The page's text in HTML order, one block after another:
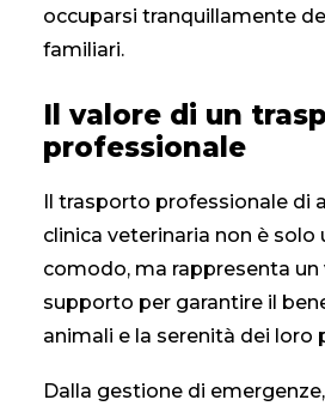
occuparsi tranquillamente
familiari.
Il valore di un
professionale
Il trasporto professionale di
clinica veterinaria non è solo
comodo, ma rappresenta un
supporto per garantire il
animali e la serenità dei loro
Dalla gestione di